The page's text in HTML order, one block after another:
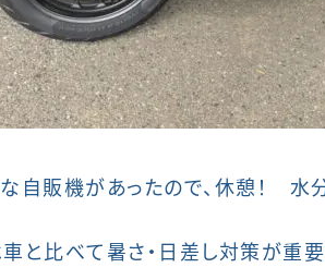
自販機があったので、休憩！ 水
と比べて暑さ・日差し対策が重要